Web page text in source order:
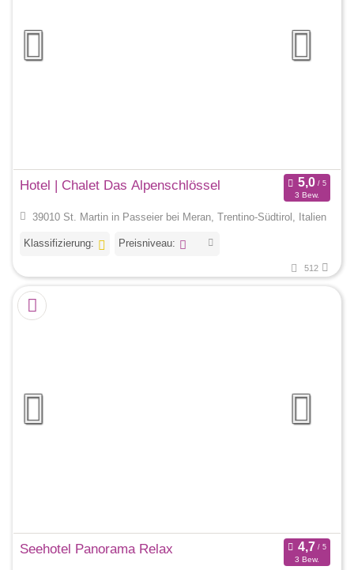
Hotel | Chalet Das Alpenschlössel
3 Bew.
39010 St. Martin in Passeier bei Meran, Trentino-Südtirol, Italien
Klassifizierung: Preisniveau:
512
Seehotel Panorama Relax
3 Bew.